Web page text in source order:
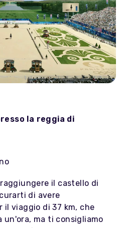
la reggia di
il castello di
di avere
il viaggio di 37 km, che
un'ora, ma ti consigliamo